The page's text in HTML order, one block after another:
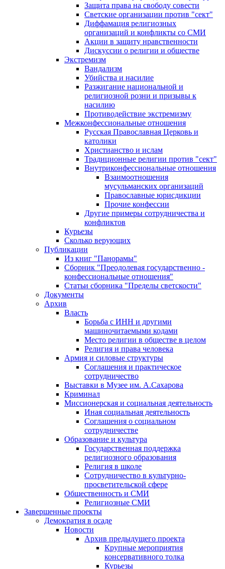
Защита права на свободу совести
Светские организации против "сект"
Диффамация религиозных
организаций и конфликты со СМИ
Акции в защиту нравственности
Дискуссии о религии и обществе
Экстремизм
Вандализм
Убийства и насилие
Разжигание национальной и
религиозной розни и призывы к
насилию
Противодействие экстремизму
Межконфессиональные отношения
Русская Православная Церковь и
католики
Христианство и ислам
Традиционные религии против "сект"
Внутриконфессиональные отношения
Взаимоотношения
мусульманских организаций
Православные юрисдикции
Прочие конфессии
Другие примеры сотрудничества и
конфликтов
Курьезы
Сколько верующих
Публикации
Из книг "Панорамы"
Сборник "Преодолевая государственно -
конфессиональные отношения"
Статьи сборника "Пределы светскости"
Документы
Архив
Власть
Борьба с ИНН и другими
машиночитаемыми кодами
Место религии в обществе в целом
Религия и права человека
Армия и силовые структуры
Соглашения и практическое
сотрудничество
Выставки в Музее им. А.Сахарова
Криминал
Миссионерская и социальная деятельность
Иная социальная деятельность
Соглашения о социальном
сотрудничестве
Образование и культура
Государственная поддержка
религиозного образования
Религия в школе
Сотрудничество в культурно-
просветительской сфере
Общественность и СМИ
Религиозные СМИ
Завершенные проекты
Демократия в осаде
Новости
Архив предыдущего проекта
Крупные мероприятия
консервативного толка
Курьезы